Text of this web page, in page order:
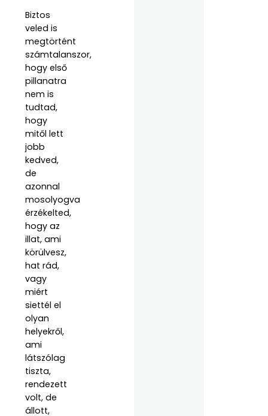
Biztos
veled is
megtörtént
számtalanszor,
hogy első
pillanatra
nem is
tudtad,
hogy
mitől lett
jobb
kedved,
de
azonnal
mosolyogva
érzékelted,
hogy az
illat, ami
körülvesz,
hat rád,
vagy
miért
siettél el
olyan
helyekről,
ami
látszólag
tiszta,
rendezett
volt, de
állott,